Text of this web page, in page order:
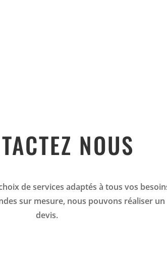
NOUS
de services adaptés à tous vos
sur mesure, nous pouvons réaliser un
devis.